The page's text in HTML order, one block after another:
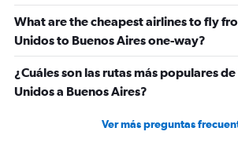
What are the cheapest airlines to fly
Unidos to Buenos Aires one-way?
¿Cuáles son las rutas más populares
Unidos a Buenos Aires?
Ver más preguntas